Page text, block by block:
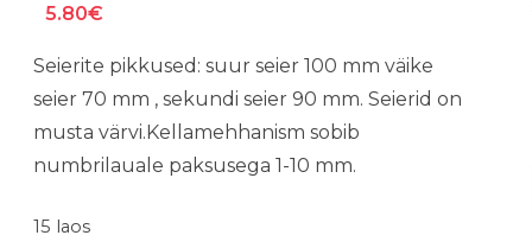
5.80€
Seierite pikkused: suur seier 100 mm väike
seier 70 mm , sekundi seier 90 mm. Seierid on
musta värvi.Kellamehhanism sobib
numbrilauale paksusega 1-10 mm.
15 laos